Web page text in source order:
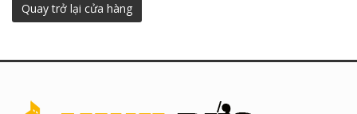
Quay trở lại cửa hàng